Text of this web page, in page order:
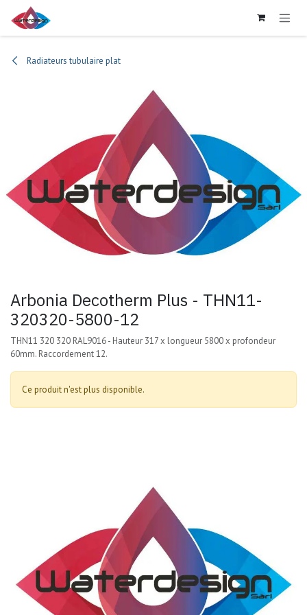
Se rendre au contenu
Radiateurs tubulaire plat
Arbonia Decotherm Plus - THN11-
320320-5800-12
THN11 320 320 RAL9016 - Hauteur 317 x longueur 5800 x profondeur
60mm. Raccordement 12.
Ce produit n'est plus disponible.